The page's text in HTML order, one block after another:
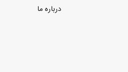
درباره ما